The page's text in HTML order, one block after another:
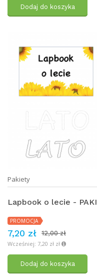
Dodaj do koszyka
Pakiety
PROMOCJA
7,20 zł
12,00 zł
Wcześniej: 7,20 zł zł
Dodaj do koszyka